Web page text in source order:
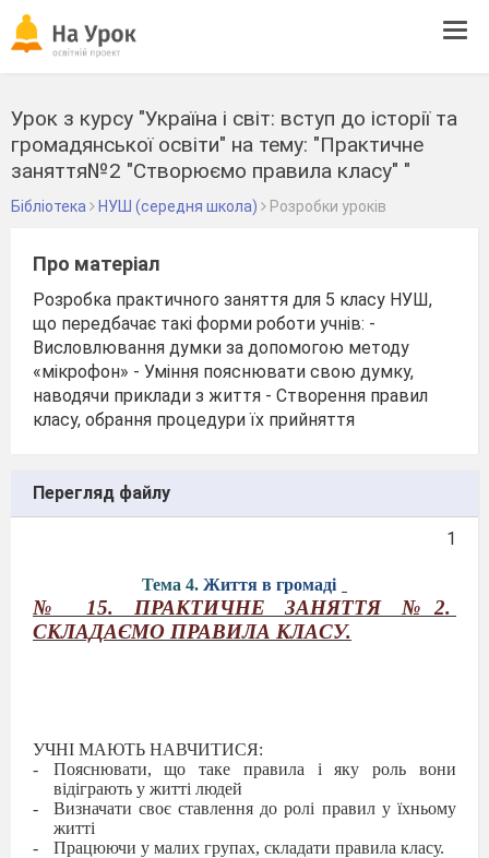
Урок з курсу "Україна і світ: вступ до історії та
громадянської освіти" на тему: "Практичне
заняття№2 "Створюємо правила класу" "
Бібліотека НУШ (середня школа) Розробки уроків
Про матеріал
Розробка практичного заняття для 5 класу НУШ,
що передбачає такі форми роботи учнів: -
Висловлювання думки за допомогою методу
«мікрофон» - Уміння пояснювати свою думку,
наводячи приклади з життя - Створення правил
класу, обрання процедури їх прийняття
Перегляд файлу
1
Тема 4. Життя в громаді
№ 15. ПРАКТИЧНЕ ЗАНЯТТЯ №2.
СКЛАДАЄМО ПРАВИЛА КЛАСУ.
УЧНІ МАЮТЬ НАВЧИТИСЯ:
-
Пояснювати, що таке правила і яку роль вони
відіграють у житті людей
-
Визначати своє ставлення до ролі правил у їхньому
житті
-
Працюючи у малих групах, складати правила класу.